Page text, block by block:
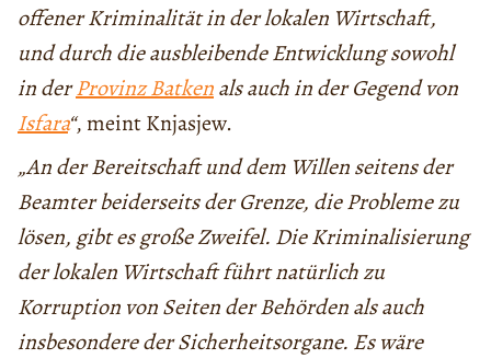
offener Kriminalität in der lokalen Wirtschaft,
und durch die ausbleibende Entwicklung sowohl
in derProvinz Batkenals auch in der Gegend von
Isfara“, meint Knjasjew.
„An der Bereitschaft und dem Willen seitens der
Beamter beiderseits der Grenze, die Probleme zu
lösen, gibt es große Zweifel. Die Kriminalisierung
der lokalen Wirtschaft führt natürlich zu
Korruption von Seiten der Behörden als auch
insbesondere der Sicherheitsorgane. Es wäre